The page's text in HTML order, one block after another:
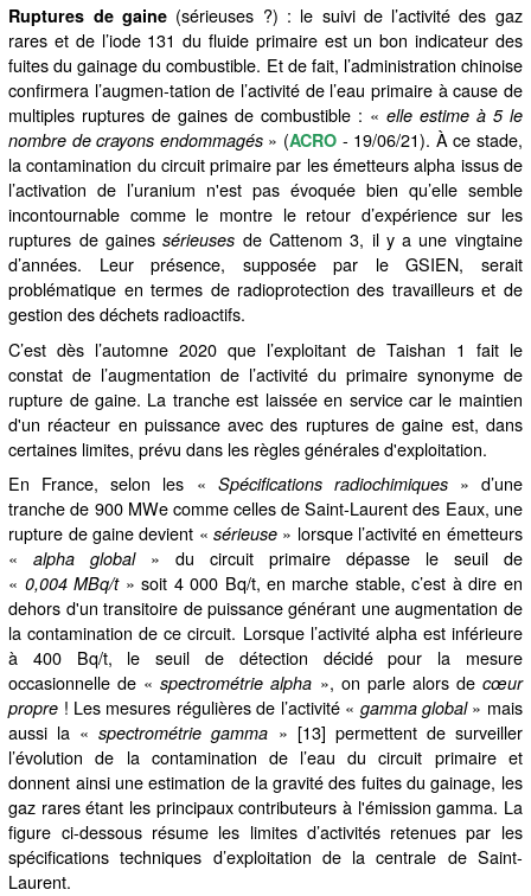
Ruptures de gaine(sérieuses ?) : le suivi de l’activité des gaz
rares et de l’iode 131 du fluide primaire est un bon indicateur des
fuites du gainage du combustible. Et de fait, l’administration chinoise
confirmera l’augmen-tation de l’activité de l’eau primaire à cause de
multiples ruptures de gaines de combustible : « elle estime à 5 le
nombre de crayons endommagés» (ACRO - 19/06/21). À ce stade,
la contamination du circuit primaire par les émetteurs alpha issus de
l’activation de l’uranium n'est pas évoquée bien qu’elle semble
incontournable comme le montre le retour d’expérience sur les
ruptures de gainessérieuses de Cattenom 3, il y a une vingtaine
d’années. Leur présence, supposée par le GSIEN, serait
problématique en termes de radioprotection des travailleurs et de
gestion des déchets radioactifs.
C’est dès l’automne 2020 que l’exploitant de Taishan 1 fait le
constat de l’augmentation de l’activité du primaire synonyme de
rupture de gaine. La tranche est laissée en service car le maintien
d'un réacteur en puissance avec des ruptures de gaine est, dans
certaines limites, prévu dans les règles générales d'exploitation.
En France, selon les « Spécifications radiochimiques» d’une
tranche de 900 MWe comme celles de Saint-Laurent des Eaux, une
rupture de gaine devient « sérieuse » lorsque l’activité en émetteurs
«alpha global» du circuit primaire dépasse le seuil de
« 0,004 MBq/t» soit 4 000 Bq/t, en marche stable, c’est à dire en
dehors d'un transitoire de puissance générant une augmentation de
la contamination de ce circuit. Lorsque l’activité alpha est inférieure
à 400 Bq/t, le seuil de détection décidé pour la mesure
occasionnelle de «spectrométrie alpha », on parle alors de cœur
propre ! Les mesures régulières de l’activité « gamma global» mais
aussi la «spectrométrie gamma » [13] permettent de surveiller
l’évolution de la contamination de l’eau du circuit primaire et
donnent ainsi une estimation de la gravité des fuites du gainage, les
gaz rares étant les principaux contributeurs à l'émission gamma. La
figure ci-dessous résume les limites d’activités retenues par les
spécifications techniques d’exploitation de la centrale de Saint-
Laurent.